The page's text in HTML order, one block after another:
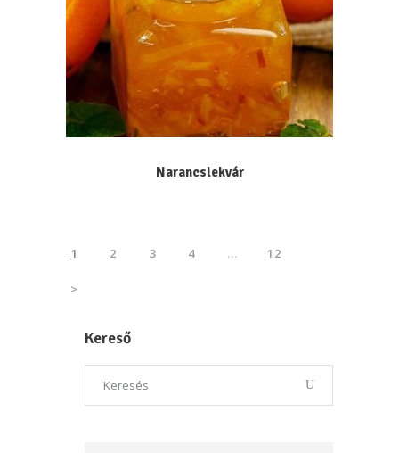
Narancslekvár
1 2 3 4 … 12
>
Kereső